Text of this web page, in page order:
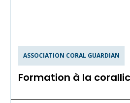
ASSOCIATION CORAL GUARDIAN
Formation à la